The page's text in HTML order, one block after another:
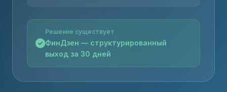
Решение существует
ФинДзен — структурированный
выход за 30 дней